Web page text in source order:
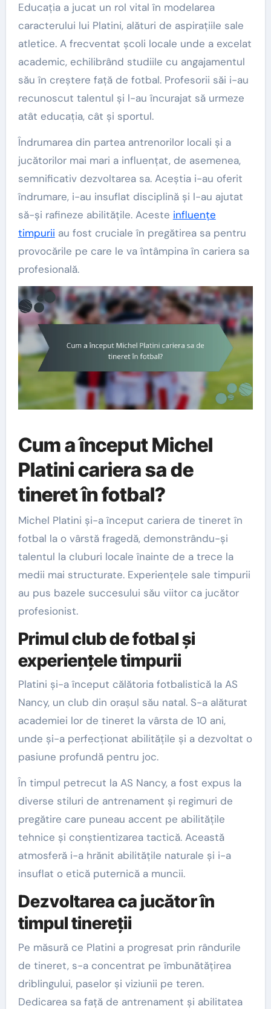
Educația a jucat un rol vital în modelarea
caracterului lui Platini, alături de aspirațiile sale
atletice. A frecventat școli locale unde a excelat
academic, echilibrând studiile cu angajamentul
său în creștere față de fotbal. Profesorii săi i-au
recunoscut talentul și l-au încurajat să urmeze
atât educația, cât și sportul.
Îndrumarea din partea antrenorilor locali și a
jucătorilor mai mari a influențat, de asemenea,
semnificativ dezvoltarea sa. Aceștia i-au oferit
îndrumare, i-au insuflat disciplină și l-au ajutat
să-și rafineze abilitățile. Aceste influențe
timpurii au fost cruciale în pregătirea sa pentru
provocările pe care le va întâmpina în cariera sa
profesională.
Cum a început Michel
Platini cariera sa de
tineret în fotbal?
Michel Platini și-a început cariera de tineret în
fotbal la o vârstă fragedă, demonstrându-și
talentul la cluburi locale înainte de a trece la
medii mai structurate. Experiențele sale timpurii
au pus bazele succesului său viitor ca jucător
profesionist.
Primul club de fotbal și
experiențele timpurii
Platini și-a început călătoria fotbalistică la AS
Nancy, un club din orașul său natal. S-a alăturat
academiei lor de tineret la vârsta de 10 ani,
unde și-a perfecționat abilitățile și a dezvoltat o
pasiune profundă pentru joc.
În timpul petrecut la AS Nancy, a fost expus la
diverse stiluri de antrenament și regimuri de
pregătire care puneau accent pe abilitățile
tehnice și conștientizarea tactică. Această
atmosferă i-a hrănit abilitățile naturale și i-a
insuflat o etică puternică a muncii.
Dezvoltarea ca jucător în
timpul tinereții
Pe măsură ce Platini a progresat prin rândurile
de tineret, s-a concentrat pe îmbunătățirea
driblingului, paselor și viziunii pe teren.
Dedicarea sa față de antrenament și abilitatea